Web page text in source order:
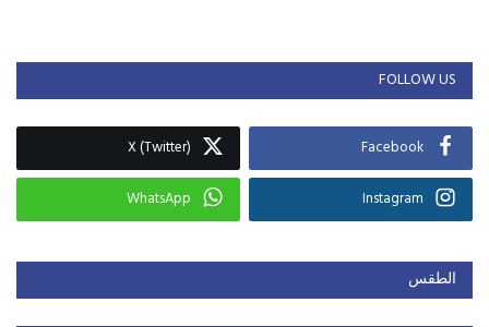
FOLLOW US
Facebook
X (Twitter)
Instagram
WhatsApp
الطقس